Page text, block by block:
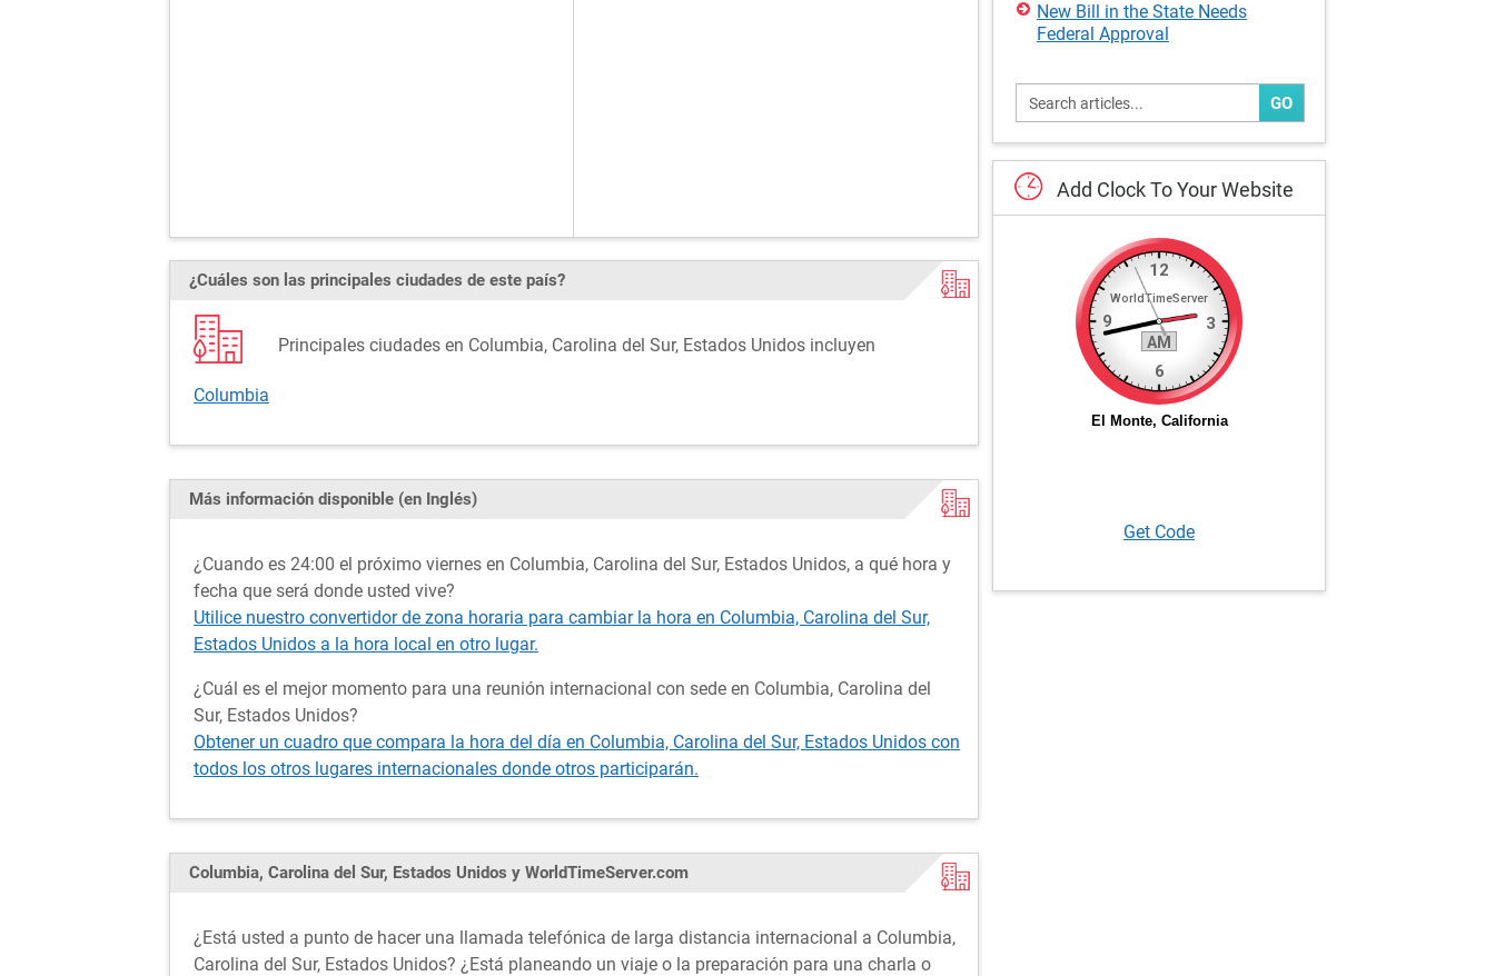
¿Cuáles son las principales ciudades de este país?
Principales ciudades en Columbia, Carolina del Sur, Estados Unidos incluyen
Columbia
Más información disponible (en Inglés)
¿Cuando es 24:00 el próximo viernes en Columbia, Carolina del Sur, Estados Unidos, a qué hora y
fecha que será donde usted vive?
Utilice nuestro convertidor de zona horaria para cambiar la hora en Columbia, Carolina del Sur,
Estados Unidos a la hora local en otro lugar.
¿Cuál es el mejor momento para una reunión internacional con sede en Columbia, Carolina del
Sur, Estados Unidos?
Obtener un cuadro que compara la hora del día en Columbia, Carolina del Sur, Estados Unidos con
todos los otros lugares internacionales donde otros participarán.
Columbia, Carolina del Sur, Estados Unidos y WorldTimeServer.com
¿Está usted a punto de hacer una llamada telefónica de larga distancia internacional a Columbia,
Carolina del Sur, Estados Unidos? ¿Está planeando un viaje o la preparación para una charla o
New Bill in the State Needs
Federal Approval
GO
Add ClockToYourWebsite
Get Code